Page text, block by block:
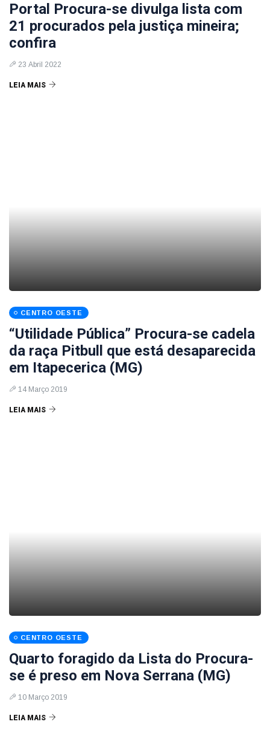
Portal Procura-se divulga lista com
21 procurados pela justiça mineira;
confira
23 Abril 2022
LEIA MAIS
CENTRO OESTE
“Utilidade Pública” Procura-se cadela
da raça Pitbull que está desaparecida
em Itapecerica (MG)
14 Março 2019
LEIA MAIS
CENTRO OESTE
Quarto foragido da Lista do Procura-
se é preso em Nova Serrana (MG)
10 Março 2019
LEIA MAIS